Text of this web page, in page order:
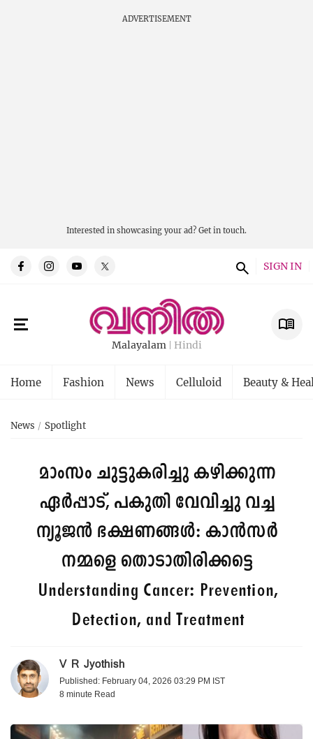
ADVERTISEMENT
Interested in showcasing your ad? Get in touch.
SIGN IN
Malayalam Hindi
Home Fashion News Celluloid Beauty &
News Spotlight
മാംസം ചുട്ടുകരിച്ചു കഴിക്കുന്ന
ഏർപ്പാട്, പകുതി വേവിച്ചു വച്ച
ന്യൂജൻ ഭക്ഷണങ്ങൾ: കാൻസർ
നമ്മളെ തൊടാതിരിക്കട്ടെ
Understanding Cancer: Prevention,
Detection, and Treatment
V R Jyothish
Published: February 04, 2026 03:29 PM IST
8 minute Read